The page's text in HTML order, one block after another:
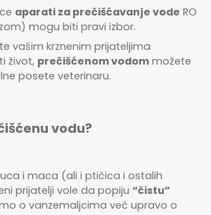
aparati za prečišćavanje vode RO
mogu biti pravi izbor.
vašim krznenim prijateljima
život, prečišćenom vodom možete
posete veterinaru.
vodu?
i maca (ali i ptičica i ostalih
prijatelji vole da popiju “čistu”
o vanzemaljcima već upravo o